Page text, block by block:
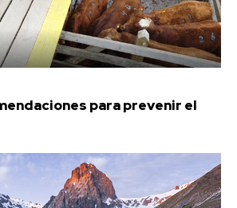
para prevenir el